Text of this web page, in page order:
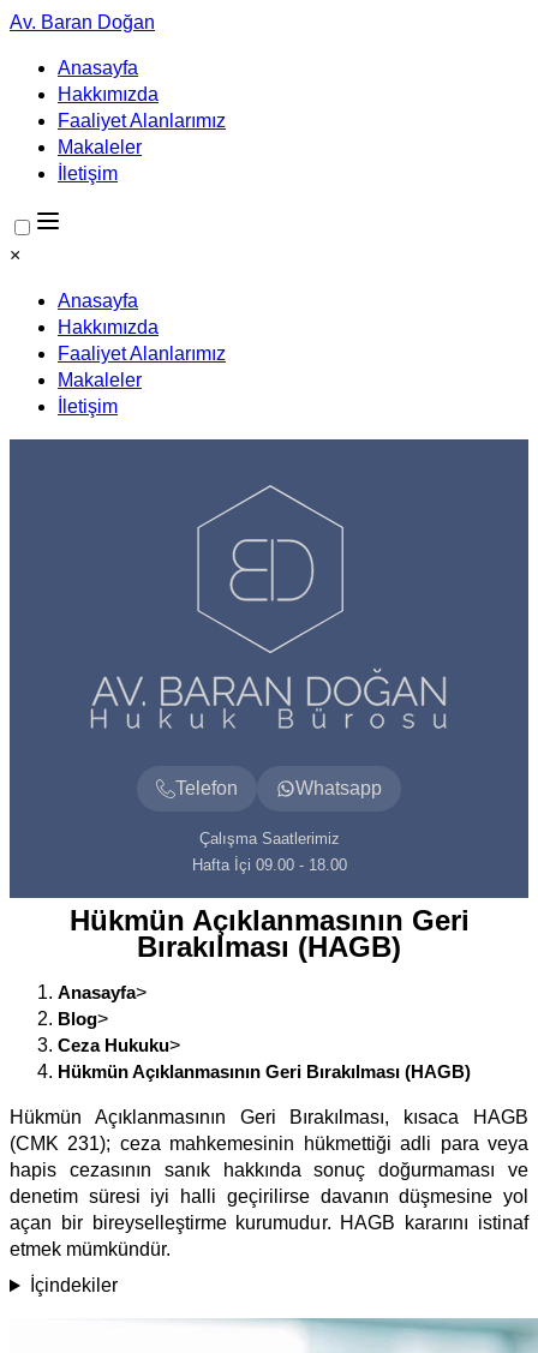
Av. Baran Doğan
Anasayfa
Hakkımızda
Faaliyet Alanlarımız
Makaleler
İletişim
×
Anasayfa
Hakkımızda
Faaliyet Alanlarımız
Makaleler
İletişim
Telefon Whatsapp
Çalışma Saatlerimiz
Hafta İçi 09.00 - 18.00
Hükmün Açıklanmasının Geri
Bırakılması (HAGB)
Anasayfa>
Blog>
Ceza Hukuku>
Hükmün Açıklanmasının Geri Bırakılması (HAGB)
Hükmün Açıklanmasının Geri Bırakılması, kısaca HAGB
(CMK 231); ceza mahkemesinin hükmettiği adli para veya
hapis cezasının sanık hakkında sonuç doğurmaması ve
denetim süresi iyi halli geçirilirse davanın düşmesine yol
açan bir bireyselleştirme kurumudur. HAGB kararını istinaf
etmek mümkündür.
İçindekiler